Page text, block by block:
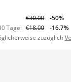
€30.00
-50%
Tage: €18.00
-16.7%
zuzüglich